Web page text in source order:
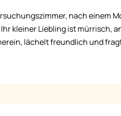
nach einem
kleiner Liebling ist mürrisch,
lächelt freundlich und